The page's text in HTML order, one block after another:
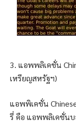
3. แอพพลิเคชั่น
เหรียญสหรัฐฯ)
แอพพิเคชั่น
รี่ คือ แอพพลิเคชั่นบ